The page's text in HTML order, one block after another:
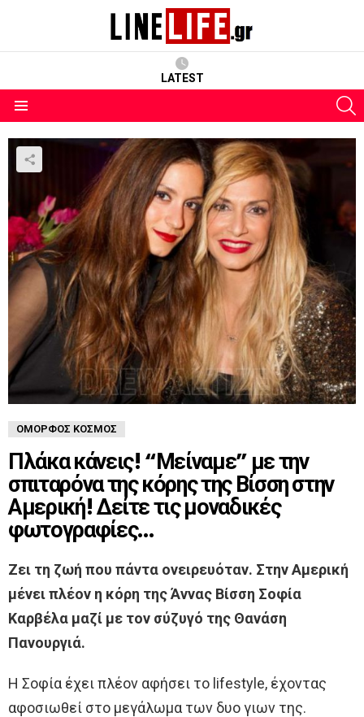
LATEST
ΌΜΟΡΦΟΣ ΚΌΣΜΟΣ
Πλάκα κάνεις! “Μείναμε” με την
σπιταρόνα της κόρης της Βίσση στην
Αμερική! Δείτε τις μοναδικές
φωτογραφίες…
Ζει τη ζωή που πάντα ονειρευόταν. Στην Αμερική
μένει πλέον η κόρη της Άννας Βίσση Σοφία
Καρβέλα μαζί με τον σύζυγό της Θανάση
Πανουργιά.
Η Σοφία έχει πλέον αφήσει το lifestyle, έχοντας
αφοσιωθεί στο μεγάλωμα των δυο γιων της.